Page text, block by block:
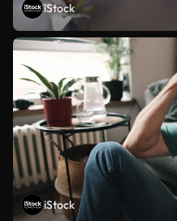
iStock
iStock